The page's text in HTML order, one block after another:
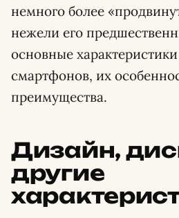
немного более
нежели его
основные
смартфонов, их
преимущества.
Дизайн,
другие